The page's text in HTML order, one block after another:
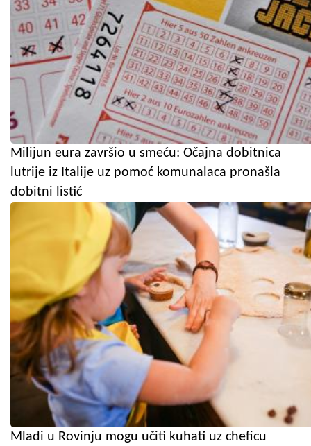
Milijun eura završio u smeću: Očajna dobitnica
lutrije iz Italije uz pomoć komunalaca pronašla
dobitni listić
Mladi u Rovinju mogu učiti kuhati uz cheficu